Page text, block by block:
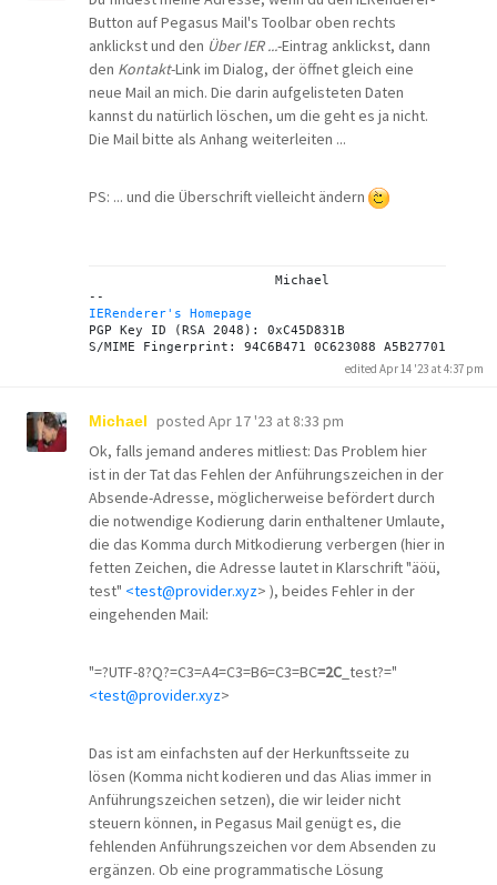
Button auf Pegasus Mail's Toolbar oben rechts
anklickst und den Über IER ...-Eintrag anklickst, dann
den Kontakt-Link im Dialog, der öffnet gleich eine
neue Mail an mich. Die darin aufgelisteten Daten
kannst du natürlich löschen, um die geht es ja nicht.
Die Mail bitte als Anhang weiterleiten ...
PS: ... und die Überschrift vielleicht ändern
IERenderer's Homepage
PGP Key ID (RSA 2048): 0xC45D831B
edited Apr 14 '23 at 4:37 pm
Michael posted Apr 17 '23 at 8:33 pm
Ok, falls jemand anderes mitliest: Das Problem hier
ist in der Tat das Fehlen der Anführungszeichen in der
Absende-Adresse, möglicherweise befördert durch
die notwendige Kodierung darin enthaltener Umlaute,
die das Komma durch Mitkodierung verbergen (hier in
fetten Zeichen, die Adresse lautet in Klarschrift "äöü,
test" <test@provider.xyz> ), beides Fehler in der
eingehenden Mail:
"=?UTF-8?Q?=C3=A4=C3=B6=C3=BC=2C _test?="
<test@provider.xyz>
Das ist am einfachsten auf der Herkunftsseite zu
lösen (Komma nicht kodieren und das Alias immer in
Anführungszeichen setzen), die wir leider nicht
steuern können, in Pegasus Mail genügt es, die
fehlenden Anführungszeichen vor dem Absenden zu
ergänzen. Ob eine programmatische Lösung